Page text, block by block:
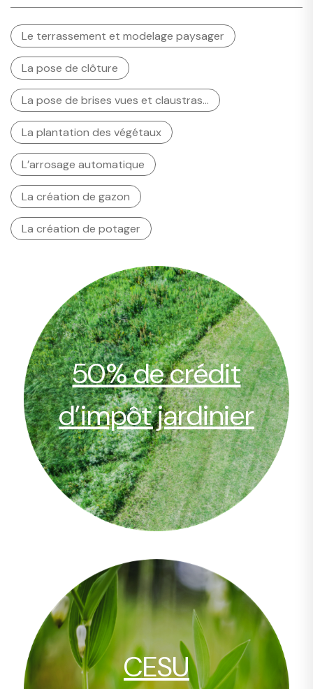
Le terrassement et modelage paysager
La pose de clôture
La pose de brises vues et claustras…
La plantation des végétaux
L’arrosage automatique
La création de gazon
La création de potager
50% de crédit
d’impôt jardinier
CESU